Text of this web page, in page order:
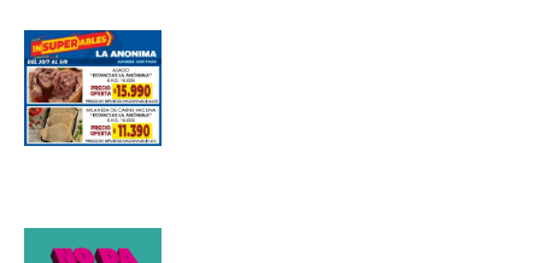
Suscribirme gratis
Dirección de correo electrónico